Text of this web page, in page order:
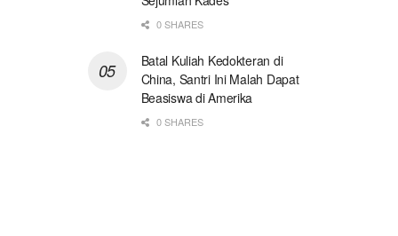
0 SHARES
Batal Kuliah Kedokteran di
China, Santri Ini Malah Dapat
Beasiswa di Amerika
0 SHARES